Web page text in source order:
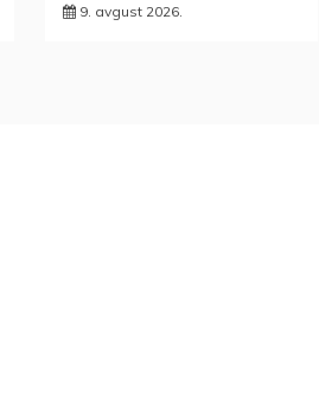
9. avgust 2026.